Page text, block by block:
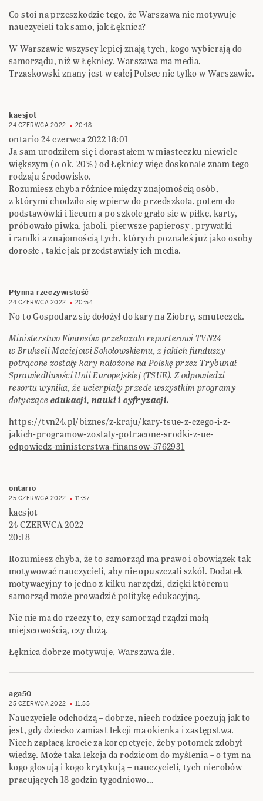
Co stoi na przeszkodzie tego, że Warszawa nie motywuje
nauczycieli tak samo, jak Łęknica?
W Warszawie wszyscy lepiej znają tych, kogo wybierają do
samorządu, niż w Łęknicy. Warszawa ma media,
Trzaskowski znany jest w całej Polsce nie tylko w Warszawie.
kaesjot
24 CZERWCA 2022 20:18
ontario 24 czerwca 2022 18:01
Ja sam urodziłem się i dorastałem w miasteczku niewiele
większym ( o ok. 20% ) od Łęknicy więc doskonale znam tego
rodzaju środowisko.
Rozumiesz chyba różnice między znajomością osób,
z którymi chodziło się wpierw do przedszkola, potem do
podstawówki i liceum a po szkole grało sie w piłkę, karty,
próbowało piwka, jaboli, pierwsze papierosy , prywatki
i randki a znajomością tych, których poznałeś już jako osoby
dorosłe , takie jak przedstawiały ich media.
Płynna rzeczywistość
24 CZERWCA 2022 20:54
No to Gospodarz się dołożył do kary na Ziobrę, smuteczek.
Ministerstwo Finansów przekazało reporterowi TVN24
w Brukseli Maciejowi Sokołowskiemu, z jakich funduszy
potrącone zostały kary nałożone na Polskę przez Trybunał
Sprawiedliwości Unii Europejskiej (TSUE). Z odpowiedzi
resortu wynika, że ucierpiały przede wszystkim programy
dotycząceedukacji, nauki i cyfryzacji.
https://tvn24.pl/biznes/z-kraju/kary-tsue-z-czego-i-z-
jakich-programow-zostaly-potracone-srodki-z-ue-
odpowiedz-ministerstwa-finansow-5762931
ontario
25 CZERWCA 2022 11:37
kaesjot
24 CZERWCA 2022
20:18
Rozumiesz chyba, że to samorząd ma prawo i obowiązek tak
motywować nauczycieli, aby nie opuszczali szkół. Dodatek
motywacyjny to jedno z kilku narzędzi, dzięki któremu
samorząd może prowadzić politykę edukacyjną.
Nic nie ma do rzeczy to, czy samorząd rządzi małą
miejscowością, czy dużą.
Łęknica dobrze motywuje, Warszawa źle.
aga50
25 CZERWCA 2022 11:55
Nauczyciele odchodzą – dobrze, niech rodzice poczują jak to
jest, gdy dziecko zamiast lekcji ma okienka i zastępstwa.
Niech zapłacą krocie za korepetycje, żeby potomek zdobył
wiedzę. Może taka lekcja da rodzicom do myślenia – o tym na
kogo głosują i kogo krytykują – nauczycieli, tych nierobów
pracujących 18 godzin tygodniowo…